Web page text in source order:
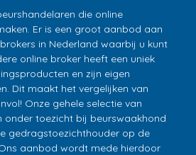
die online
Er is een groot aanbod aan
in Nederland waarbij u kunt
online broker heeft een uniek
en zijn eigen
Dit maakt het vergelijken van
Onze gehele selectie van
onder toezicht bij beurswaakhond
gedragstoezichthouder op de
aanbod wordt mede hierdoor